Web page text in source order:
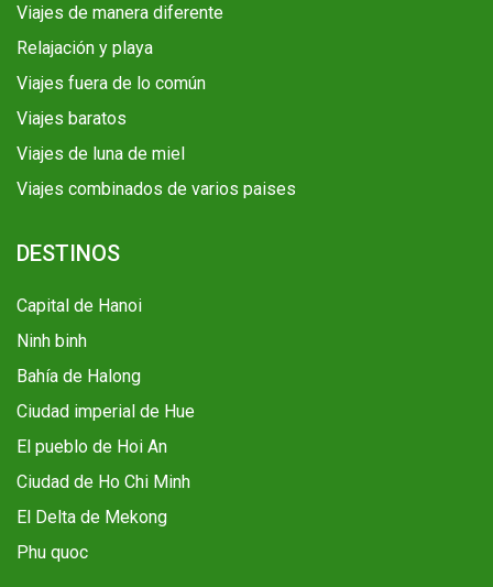
Viajes de manera diferente
Relajación y playa
Viajes fuera de lo común
Viajes baratos
Viajes de luna de miel
Viajes combinados de varios paises
DESTINOS
Capital de Hanoi
Ninh binh
Bahía de Halong
Ciudad imperial de Hue
El pueblo de Hoi An
Ciudad de Ho Chi Minh
El Delta de Mekong
Phu quoc